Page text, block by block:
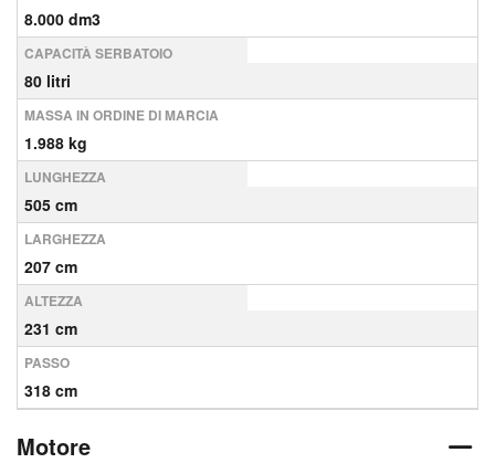
8.000 dm3
CAPACITÀ SERBATOIO
80 litri
MASSA IN ORDINE DI MARCIA
1.988 kg
LUNGHEZZA
505 cm
LARGHEZZA
207 cm
ALTEZZA
231 cm
PASSO
318 cm
Motore